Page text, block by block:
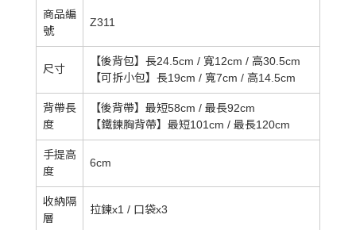
商品編
號
Z311
尺寸
【後背包】長24.5cm / 寬12cm / 高30.5cm
【可拆小包】長19cm / 寬7cm / 高14.5cm
背帶長
度
【後背帶】最短58cm / 最長92cm
【鐵鍊胸背帶】最短101cm / 最長120cm
手提高
度
6cm
收納隔
層
拉鍊x1 / 口袋x3